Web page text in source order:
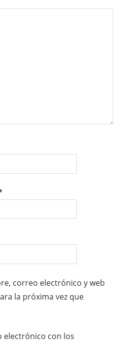
correo electrónico y web
la próxima vez que
electrónico con los